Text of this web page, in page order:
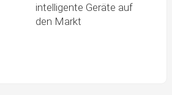
intelligente Geräte auf
den Markt